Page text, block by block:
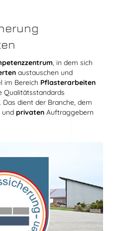
, in dem sich
austauschen und
im Bereich Pflasterarbeiten
Qualitätsstandards
dient der Branche, dem
und privaten Auftraggebern